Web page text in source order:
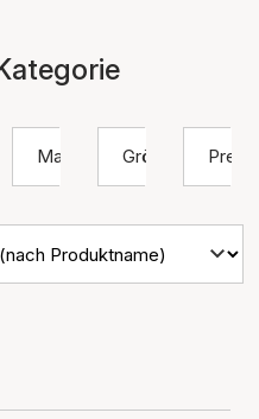
Material Größe Preis